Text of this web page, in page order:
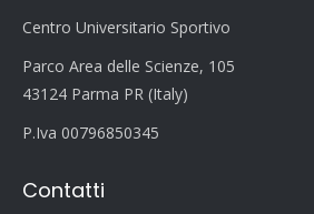
Centro Universitario Sportivo
Parco Area delle Scienze, 105
43124 Parma PR (Italy)
P.Iva 00796850345
Contatti